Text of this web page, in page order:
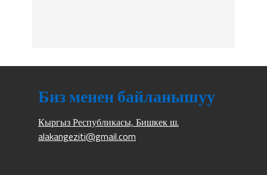
Биз менен байланышуу
Кыргыз Республикасы, Бишкек ш.
alakangeziti@gmail.com